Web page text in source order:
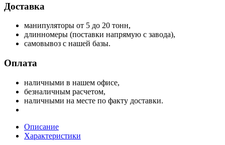
Доставка
манипуляторы от 5 до 20 тонн,
длинномеры (поставки напрямую с завода),
самовывоз с нашей базы.
Оплата
наличными в нашем офисе,
безналичным расчетом,
наличными на месте по факту доставки.
Описание
Характеристики